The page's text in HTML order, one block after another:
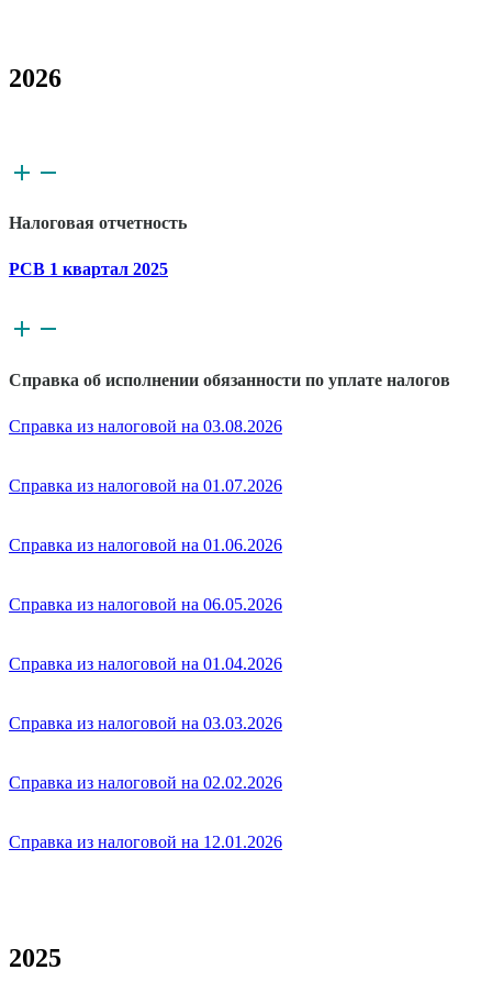
2026
Налоговая отчетность
РСВ 1 квартал 2025
Справка об исполнении обязанности по уплате налогов
Справка из налоговой на 03.08.2026
Справка из налоговой на 01.07.2026
Справка из налоговой на 01.06.2026
Справка из налоговой на 06.05.2026
Справка из налоговой на 01.04.2026
Справка из налоговой на 03.03.2026
Справка из налоговой на 02.02.2026
Справка из налоговой на 12.01.2026
2025